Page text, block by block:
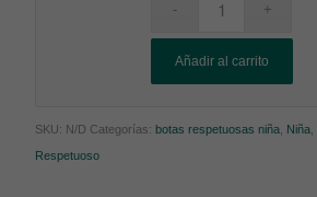
Añadir al carrito
SKU: N/D Categorías:botas respetuosas niña Niña
Respetuoso